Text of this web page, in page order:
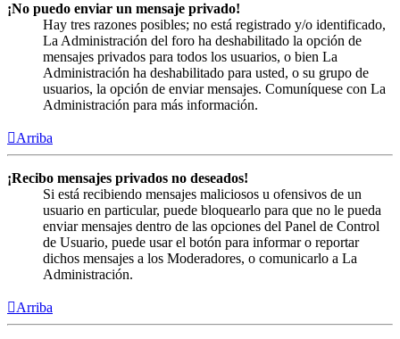
¡No puedo enviar un mensaje privado!
Hay tres razones posibles; no está registrado y/o identificado,
La Administración del foro ha deshabilitado la opción de
mensajes privados para todos los usuarios, o bien La
Administración ha deshabilitado para usted, o su grupo de
usuarios, la opción de enviar mensajes. Comuníquese con La
Administración para más información.
Arriba
¡Recibo mensajes privados no deseados!
Si está recibiendo mensajes maliciosos u ofensivos de un
usuario en particular, puede bloquearlo para que no le pueda
enviar mensajes dentro de las opciones del Panel de Control
de Usuario, puede usar el botón para informar o reportar
dichos mensajes a los Moderadores, o comunicarlo a La
Administración.
Arriba